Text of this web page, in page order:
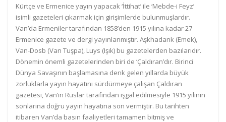
Kürtçe ve Ermenice yayın yapacak ‘İttihat’ ile ‘Mebde-i Feyz’
isimli gazeteleri çıkarmak için girişimlerde bulunmuşlardır.
Van’da Ermeniler tarafından 1858’den 1915 yılına kadar 27
Ermenice gazete ve dergi yayınlanmıştır. Aşkhadank (Emek),
Van-Dosb (Van Tuşpa), Luys (Işık) bu gazetelerden bazılarıdır.
Dönemin önemli gazetelerinden biri de ‘Çaldıran’dır. Birinci
Dünya Savaşının başlamasına denk gelen yıllarda büyük
zorluklarla yayın hayatını sürdürmeye çalışan Çaldıran
gazetesi, Van’ın Ruslar tarafından işgal edilmesiyle 1915 yılının
sonlarına doğru yayın hayatına son vermiştir. Bu tarihten
itibaren Van’da basın faaliyetleri tamamen bitmiş ve